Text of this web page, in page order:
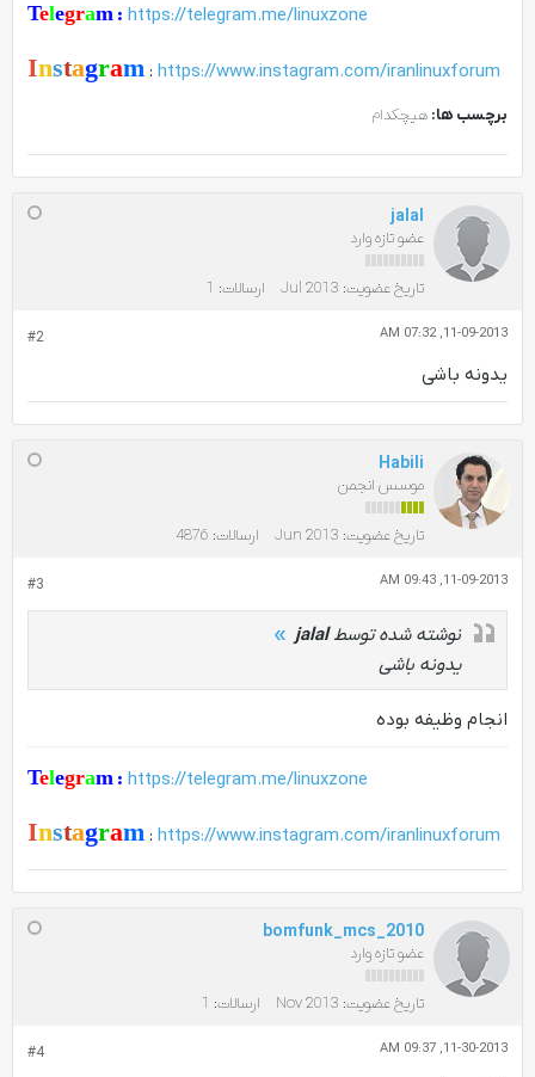
Telegram : https://telegram.me/linuxzone
Instagram : https://www.instagram.com/iranlinuxforum
برچسب ها: هیچکدام
jalal
عضو تازه وارد
تاریخ عضویت: Jul 2013 ارسالات: 1
#2 11-09-2013, 07:32 AM
یدونه باشی
Habili
موسس انجمن
تاریخ عضویت: Jun 2013 ارسالات: 4876
#3 11-09-2013, 09:43 AM
نوشته شده توسطjalal
یدونه باشی
انجام وظیفه بوده
Telegram : https://telegram.me/linuxzone
Instagram : https://www.instagram.com/iranlinuxforum
bomfunk_mcs_2010
عضو تازه وارد
تاریخ عضویت: Nov 2013 ارسالات: 1
#4 11-30-2013, 09:37 AM